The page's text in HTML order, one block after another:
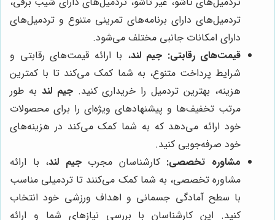
تردمیل‌های دارای برنامه‌های تمرینی متنوع و تردمیل‌های
دارای امکانات جانبی مختلف می‌شود.
قیمت‌های رقابتی: جیم لند، با ارائه قیمت‌های رقابتی و
شرایط پرداخت متنوع، به شما کمک می‌کند تا با کمترین
هزینه، بهترین تردمیل را خریداری کنید.جیم لند به طور
مرتب تخفیف‌ها و پیشنهادهای ویژه‌ای را برای محصولات
خود ارائه می‌دهد که به شما کمک می‌کند در هزینه‌های
خود صرفه‌جویی کنید.
مشاوره تخصصی: کارشناسان مجربجیم لند، با ارائه
مشاوره تخصصی، به شما کمک می‌کنند تا تردمیلی مناسب
با سطح آمادگی جسمانی و اهداف ورزشی خود انتخاب
کنید. این کارشناسان با بررسی نیازهای شما و ارائه